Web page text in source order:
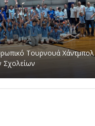
Τουρνουά Χάντμπολ
Σχολείων